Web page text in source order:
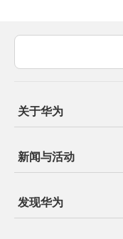
关于华为
新闻与活动
发现华为